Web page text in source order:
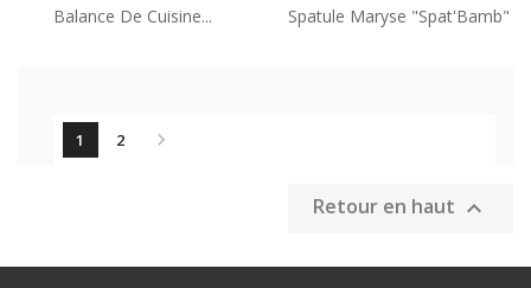
Balance De Cuisine... Spatule Maryse "Spat'Bamb"
1 2 
Retour en haut 